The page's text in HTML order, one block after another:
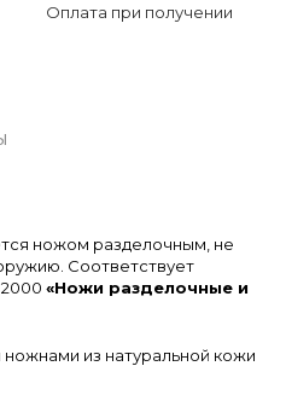
Оплата при получении
ножом разделочным, не
Соответствует
«Ножи разделочные и
ножнами из натуральной кожи